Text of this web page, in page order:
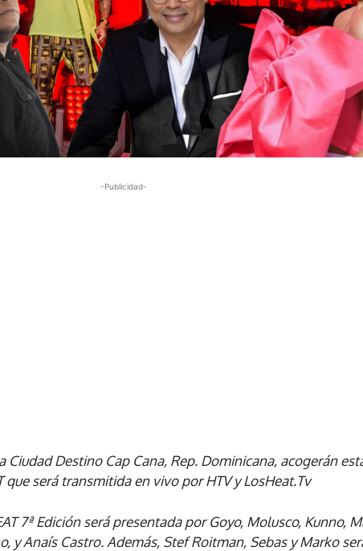
-Publicidad-
Ciudad Destino Cap Cana, Rep. Dominicana, acogerán
que será transmitida en vivo por HTV y LosHeat.Tv
7ª Edición será presentada por Goyo, Molusco, Kunno,
y Anaís Castro. Además, Stef Roitman, Sebas y Marko